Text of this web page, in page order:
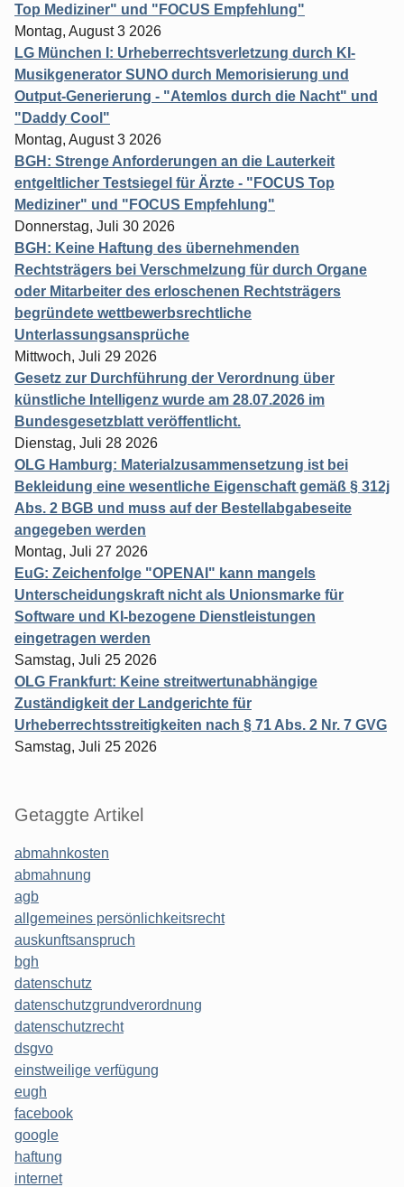
Top Mediziner" und "FOCUS Empfehlung"
Montag, August 3 2026
LG München I: Urheberrechtsverletzung durch KI-
Musikgenerator SUNO durch Memorisierung und
Output-Generierung - "Atemlos durch die Nacht" und
"Daddy Cool"
Montag, August 3 2026
BGH: Strenge Anforderungen an die Lauterkeit
entgeltlicher Testsiegel für Ärzte - "FOCUS Top
Mediziner" und "FOCUS Empfehlung"
Donnerstag, Juli 30 2026
BGH: Keine Haftung des übernehmenden
Rechtsträgers bei Verschmelzung für durch Organe
oder Mitarbeiter des erloschenen Rechtsträgers
begründete wettbewerbsrechtliche
Unterlassungsansprüche
Mittwoch, Juli 29 2026
Gesetz zur Durchführung der Verordnung über
künstliche Intelligenz wurde am 28.07.2026 im
Bundesgesetzblatt veröffentlicht.
Dienstag, Juli 28 2026
OLG Hamburg: Materialzusammensetzung ist bei
Bekleidung eine wesentliche Eigenschaft gemäß § 312j
Abs. 2 BGB und muss auf der Bestellabgabeseite
angegeben werden
Montag, Juli 27 2026
EuG: Zeichenfolge "OPENAI" kann mangels
Unterscheidungskraft nicht als Unionsmarke für
Software und KI-bezogene Dienstleistungen
eingetragen werden
Samstag, Juli 25 2026
OLG Frankfurt: Keine streitwertunabhängige
Zuständigkeit der Landgerichte für
Urheberrechtsstreitigkeiten nach § 71 Abs. 2 Nr. 7 GVG
Samstag, Juli 25 2026
Getaggte Artikel
abmahnkosten
abmahnung
agb
allgemeines persönlichkeitsrecht
auskunftsanspruch
bgh
datenschutz
datenschutzgrundverordnung
datenschutzrecht
dsgvo
einstweilige verfügung
eugh
facebook
google
haftung
internet